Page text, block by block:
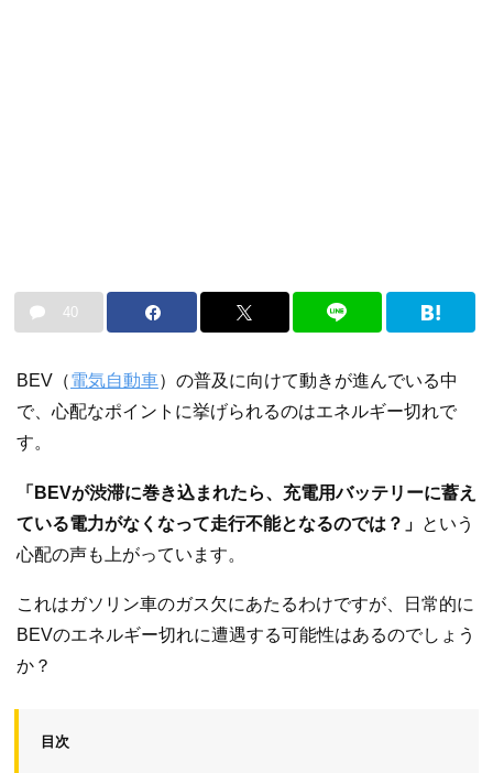
40
BEV（電気自動車）の普及に向けて動きが進んでいる中
で、心配なポイントに挙げられるのはエネルギー切れで
す。
「BEVが渋滞に巻き込まれたら、充電用バッテリーに蓄え
ている電力がなくなって走行不能となるのでは？」 という
心配の声も上がっています。
これはガソリン車のガス欠にあたるわけですが、日常的に
BEVのエネルギー切れに遭遇する可能性はあるのでしょう
か？
目次